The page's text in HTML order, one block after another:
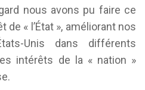
nous avons pu faire ce
de « l’État », améliorant nos
Unis dans différents
intérêts de la « nation »